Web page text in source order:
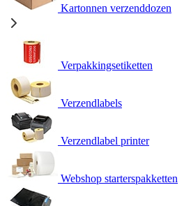
Kartonnen verzenddozen
Verpakkingsetiketten
Verzendlabels
Verzendlabel printer
Webshop starterspakketten